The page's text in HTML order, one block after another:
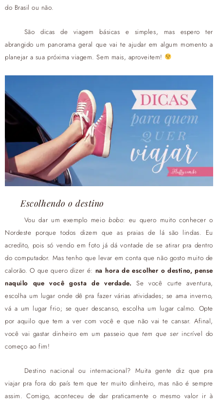
do Brasil ou não.
São dicas de viagem básicas e simples, mas espero ter
abrangido um panorama geral que vai te ajudar em algum momento a
planejar a sua próxima viagem. Sem mais, aproveitem!
Escolhendo o destino
Vou dar um exemplo meiobobo: eu quero muito conhecer o
Nordeste porque todos dizem que as praias de lá são lindas. Eu
acredito, pois só vendo em foto já dá vontade de se atirar pra dentro
do computador. Mas tenho que levar em conta que não gosto muito de
calorão. O que quero dizer é: na hora de escolher o destino, pense
naquilo que você gosta de verdade. Se você curte aventura,
escolha um lugar onde dê pra fazer várias atividades; se ama inverno,
vá a um lugar frio; se quer descanso, escolha um lugar calmo. Opte
por aquilo que tem a ver com você e que não vai te cansar. Afinal,
você vai gastar dinheiro em um passeio quetem que serincrível do
começo ao fim!
Destino nacional ou internacional? Muita gente diz que pra
viajar pra fora do país tem que ter muito dinheiro, mas não é sempre
assim. Comigo, aconteceu de dar praticamente o mesmo valor ir à